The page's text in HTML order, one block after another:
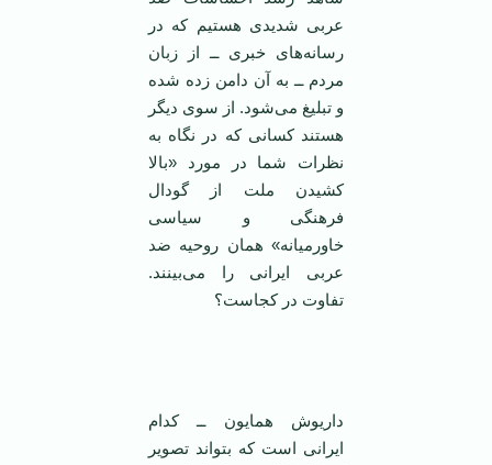
عربی شدیدی هستیم که در
رسانه‌های خبری ــ از زبان
مردم ــ به آن دامن زده شده
و تبلیغ می‌شود. از سوی دیگر
هستند کسانی که در نگاه به
نظرات شما در مورد «بالا
کشیدن ملت از گودال
فرهنگی و سیاسی
خاورمیانه»‌‌ همان روحیه ضد
عربی ایرانی را می‌بینند.
تفاوت در کجاست؟
داریوش همایون ــ کدام
ایرانی است که بتواند تصویر